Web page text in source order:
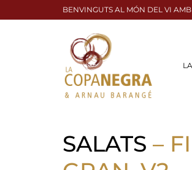
BENVINGUTS AL MÓN DEL VI
SALATS –